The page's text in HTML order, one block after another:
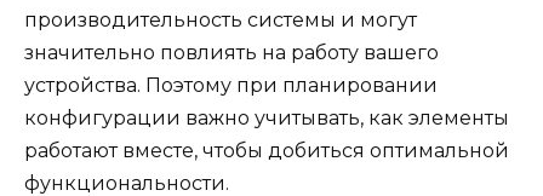
производительность системы и могут
значительно повлиять на работу вашего
устройства. Поэтому при планировании
конфигурации важно учитывать, как элементы
работают вместе, чтобы добиться оптимальной
функциональности.